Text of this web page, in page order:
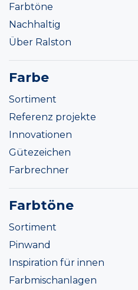
Farbtöne
Nachhaltig
Über Ralston
Farbe
Sortiment
Referenz projekte
Innovationen
Gütezeichen
Farbrechner
Farbtöne
Sortiment
Pinwand
Inspiration für innen
Farbmischanlagen